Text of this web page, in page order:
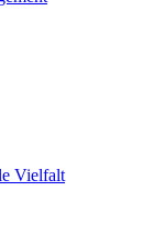
Vielfalt